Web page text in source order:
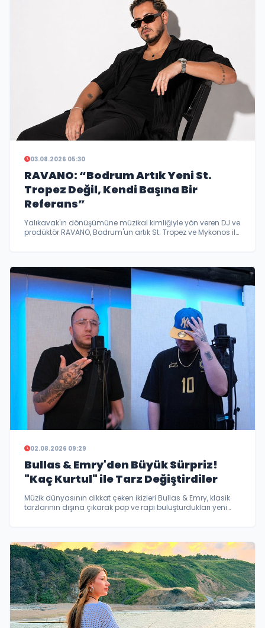
03.08.2026 05:30
RAVANO: “Bodrum Artık Yeni St.
Tropez Değil, Kendi Başına Bir
Referans”
Yalıkavak'ın dönüşümüne müzikal kimliğiyle yön veren DJ ve
prodüktör RAVANO, Bodrum'un artık St. Tropez ve Mykonos ile
02.08.2026 09:29
Bullas & Emry'den Büyük Sürpriz!
"Kaç Kurtul" ile Tarz Değiştirdiler
Müzik dünyasının dikkat çeken ikizleri Bullas & Emry, klasik
tarzlarının dışına çıkarak pop ve rapı buluşturdukları yeni